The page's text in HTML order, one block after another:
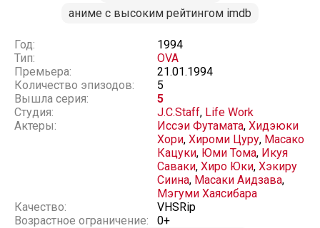
аниме с высоким рейтингом imdb
Год:
1994
Тип:
OVA
Премьера:
21.01.1994
Количество эпизодов:
5
Вышла серия:
5
Студия:
J.C.Staff, Life Work
Актеры:
Иссэи Футамата, Хидэюки
Хори, Хироми Цуру, Масако
Кацуки, Юми Тома, Икуя
Саваки, Хиро Юки, Хэкиру
Сиина, Масаки Аидзава,
Мэгуми Хаясибара
Качество:
VHSRip
Возрастное ограничение:
0+